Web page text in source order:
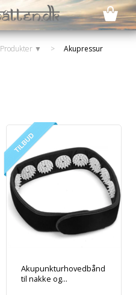
Produkter ▼ > Akupressur
Akupunkturhovedbånd
til nakke og...